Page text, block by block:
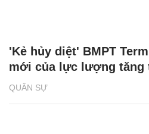
QUÂN SỰ
'Kẻ hủy diệt' BMPT
mới của lực lượng tăng